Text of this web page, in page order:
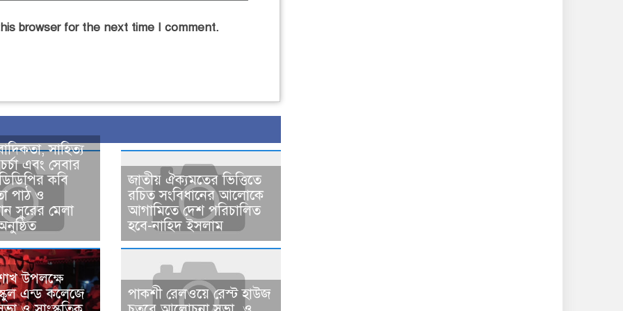
browser for the next time I comment.
সাহিত্য
এবং সেবার
কবি
পাঠ ও
সুরের মেলা
জাতীয় ঐক্যমতের ভিত্তিতে
রচিত সংবিধানের আলোকে
আগামিতে দেশ পরিচালিত
হবে-নাহিদ ইসলাম
উপলক্ষে
এন্ড কলেজে
পাকশী রেলওয়ে রেস্ট হাউজ